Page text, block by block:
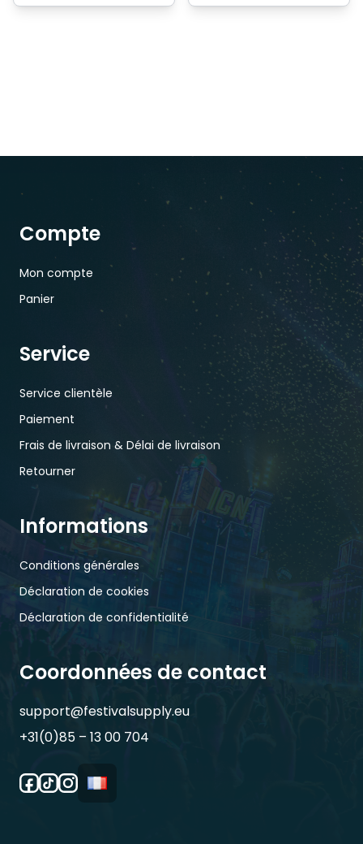
Compte
Mon compte
Panier
Service
Service clientèle
Paiement
Frais de livraison & Délai de livraison
Retourner
Informations
Conditions générales
Déclaration de cookies
Déclaration de confidentialité
Coordonnées de contact
support@festivalsupply.eu
+31(0)85 – 13 00 704